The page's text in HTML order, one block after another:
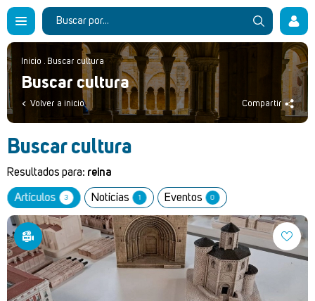
Inicio . Buscar cultura
Buscar cultura
Volver a inicio Compartir
Buscar cultura
Resultados para: reina
Artículos 3 Noticias 1 Eventos 0